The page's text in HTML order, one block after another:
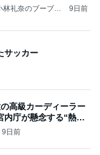
林礼奈のブーブー
9日前
サッカー
高級カーディーラー
庁が懸念する“熱心
9日前